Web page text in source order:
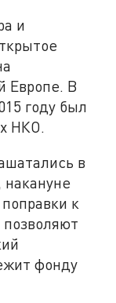
и
Европе. В
году был
НКО.
в
накануне
к
позволяют
фонду